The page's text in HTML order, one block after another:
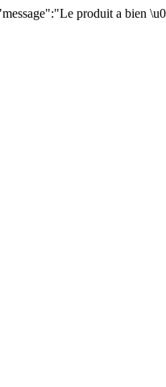
produit a bien